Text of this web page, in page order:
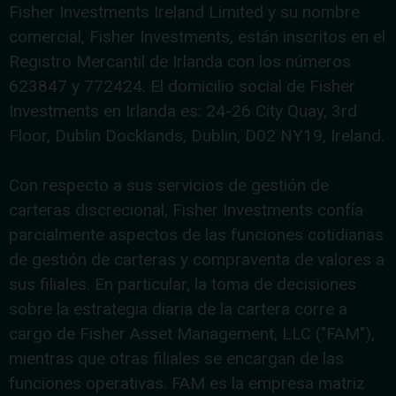
Fisher Investments Ireland Limited y su nombre
comercial, Fisher Investments, están inscritos en el
Registro Mercantil de Irlanda con los números
623847 y 772424. El domicilio social de Fisher
Investments en Irlanda es: 24-26 City Quay, 3rd
Floor, Dublin Docklands, Dublin, D02 NY19, Ireland.
Con respecto a sus servicios de gestión de
carteras discrecional, Fisher Investments confía
parcialmente aspectos de las funciones cotidianas
de gestión de carteras y compraventa de valores a
sus filiales. En particular, la toma de decisiones
sobre la estrategia diaria de la cartera corre a
cargo de Fisher Asset Management, LLC ("FAM"),
mientras que otras filiales se encargan de las
funciones operativas. FAM es la empresa matriz